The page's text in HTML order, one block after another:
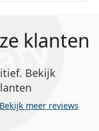
klanten
Bekijk
Bekijk meer reviews